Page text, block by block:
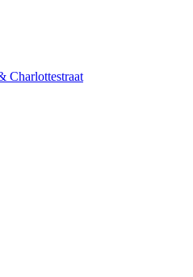
Charlottestraat